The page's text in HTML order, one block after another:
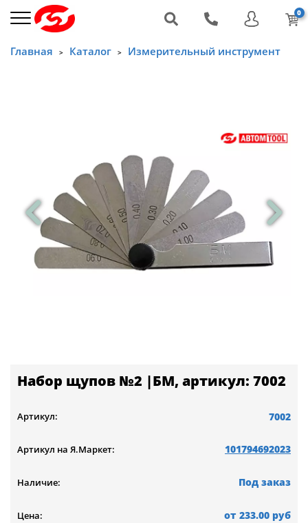
0
Главная > Каталог > Измерительный инструмент
Набор щупов №2 |БМ, артикул: 7002
Артикул: 7002
Артикул на Я.Маркет: 101794692023
Наличие: Под заказ
Цена: 233.00 руб